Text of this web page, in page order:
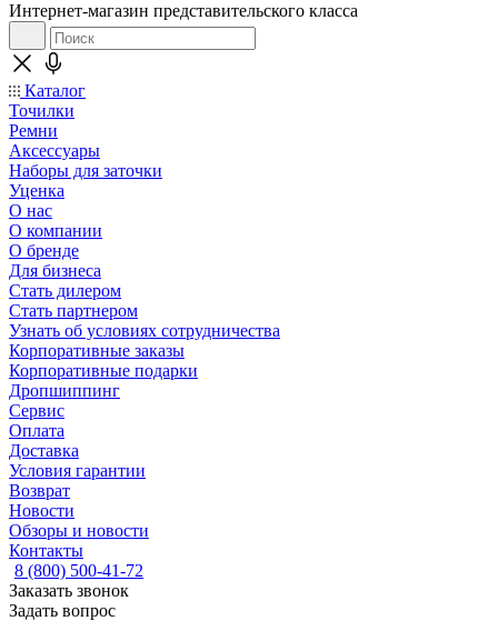
Интернет-магазин представительского класса
Каталог
Точилки
Ремни
Аксессуары
Наборы для заточки
Уценка
О нас
О компании
О бренде
Для бизнеса
Стать дилером
Стать партнером
Узнать об условиях сотрудничества
Корпоративные заказы
Корпоративные подарки
Дропшиппинг
Сервис
Оплата
Доставка
Условия гарантии
Возврат
Новости
Обзоры и новости
Контакты
8 (800) 500-41-72
Заказать звонок
Задать вопрос